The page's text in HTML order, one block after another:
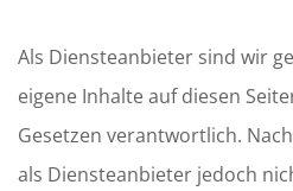
Als Diensteanbieter sind wir
eigene Inhalte auf diesen
Gesetzen verantwortlich.
als Diensteanbieter jedoch